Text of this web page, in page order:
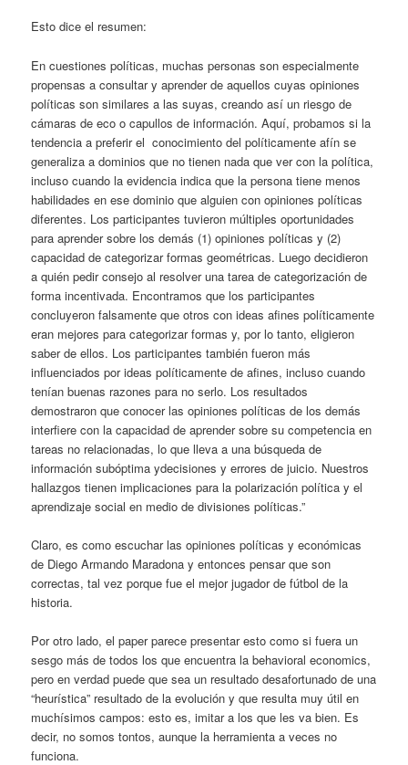
Esto dice el resumen:
En cuestiones políticas, muchas personas son especialmente
propensas a consultar y aprender de aquellos cuyas opiniones
políticas son similares a las suyas, creando así un riesgo de
cámaras de eco o capullos de información. Aquí, probamos si la
tendencia a preferir el conocimiento del políticamente afín se
generaliza a dominios que no tienen nada que ver con la política,
incluso cuando la evidencia indica que la persona tiene menos
habilidades en ese dominio que alguien con opiniones políticas
diferentes. Los participantes tuvieron múltiples oportunidades
para aprender sobre los demás (1) opiniones políticas y (2)
capacidad de categorizar formas geométricas. Luego decidieron
a quién pedir consejo al resolver una tarea de categorización de
forma incentivada. Encontramos que los participantes
concluyeron falsamente que otros con ideas afines políticamente
eran mejores para categorizar formas y, por lo tanto, eligieron
saber de ellos. Los participantes también fueron más
influenciados por ideas políticamente de afines, incluso cuando
tenían buenas razones para no serlo. Los resultados
demostraron que conocer las opiniones políticas de los demás
interfiere con la capacidad de aprender sobre su competencia en
tareas no relacionadas, lo que lleva a una búsqueda de
información subóptima ydecisiones y errores de juicio. Nuestros
hallazgos tienen implicaciones para la polarización política y el
aprendizaje social en medio de divisiones políticas.”
Claro, es como escuchar las opiniones políticas y económicas
de Diego Armando Maradona y entonces pensar que son
correctas, tal vez porque fue el mejor jugador de fútbol de la
historia.
Por otro lado, el paper parece presentar esto como si fuera un
sesgo más de todos los que encuentra la behavioral economics,
pero en verdad puede que sea un resultado desafortunado de una
“heurística” resultado de la evolución y que resulta muy útil en
muchísimos campos: esto es, imitar a los que les va bien. Es
decir, no somos tontos, aunque la herramienta a veces no
funciona.